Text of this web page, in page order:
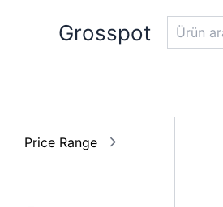
Grosspot
Price Range